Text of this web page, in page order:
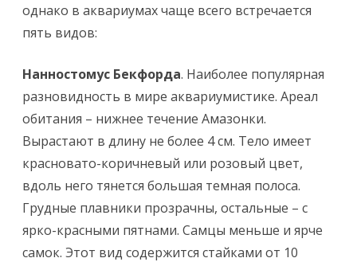
однако в аквариумах чаще всего встречается
пять видов:
Нанностомус Бекфорда. Наиболее популярная
разновидность в мире аквариумистике. Ареал
обитания – нижнее течение Амазонки.
Вырастают в длину не более 4 см. Тело имеет
красновато-коричневый или розовый цвет,
вдоль него тянется большая темная полоса.
Грудные плавники прозрачны, остальные – с
ярко-красными пятнами. Самцы меньше и ярче
самок. Этот вид содержится стайками от 10